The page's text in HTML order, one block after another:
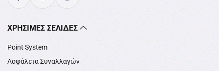
XΡΉΣΙΜΕΣ ΣΕΛΊΔΕΣ
Point System
Ασφάλεια Συναλλαγών